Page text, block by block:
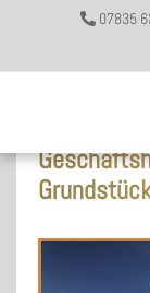
07835
Eine